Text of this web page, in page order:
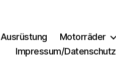
Ausrüstung
Motorräder
Impressum/Datenschutz